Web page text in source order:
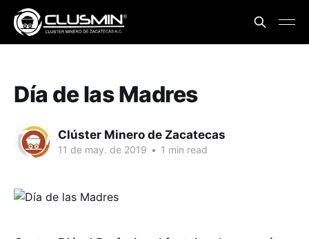
Día de las Madres
Clúster Minero de Zacatecas
11 de may. de 2019 • 1 min read